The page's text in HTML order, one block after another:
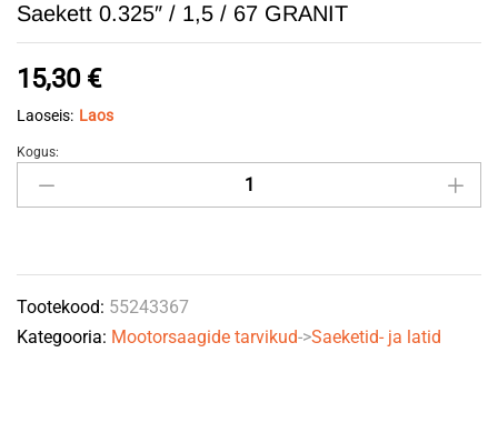
Saekett 0.325″ / 1,5 / 67 GRANIT
15,30 €
Laoseis: Laos
Saekett
0.325"
/
67
GRANIT
Kogus:
Tootekood: 55243367
Kategooria: Mootorsaagide tarvikud->Saeketid- ja latid